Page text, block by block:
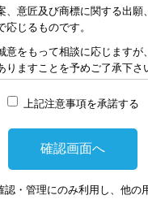
、意匠及び商標に関する出
じるものです。
意をもって相談に応じます
ますことを予めご了承下さ
ことを予めご了承下さい。
は限度がありますことをご承
して調査、出願等の相談事案
合は、依頼者と弁理士個人と
上記注意事項を承諾する
・管理にのみ利用し、他の